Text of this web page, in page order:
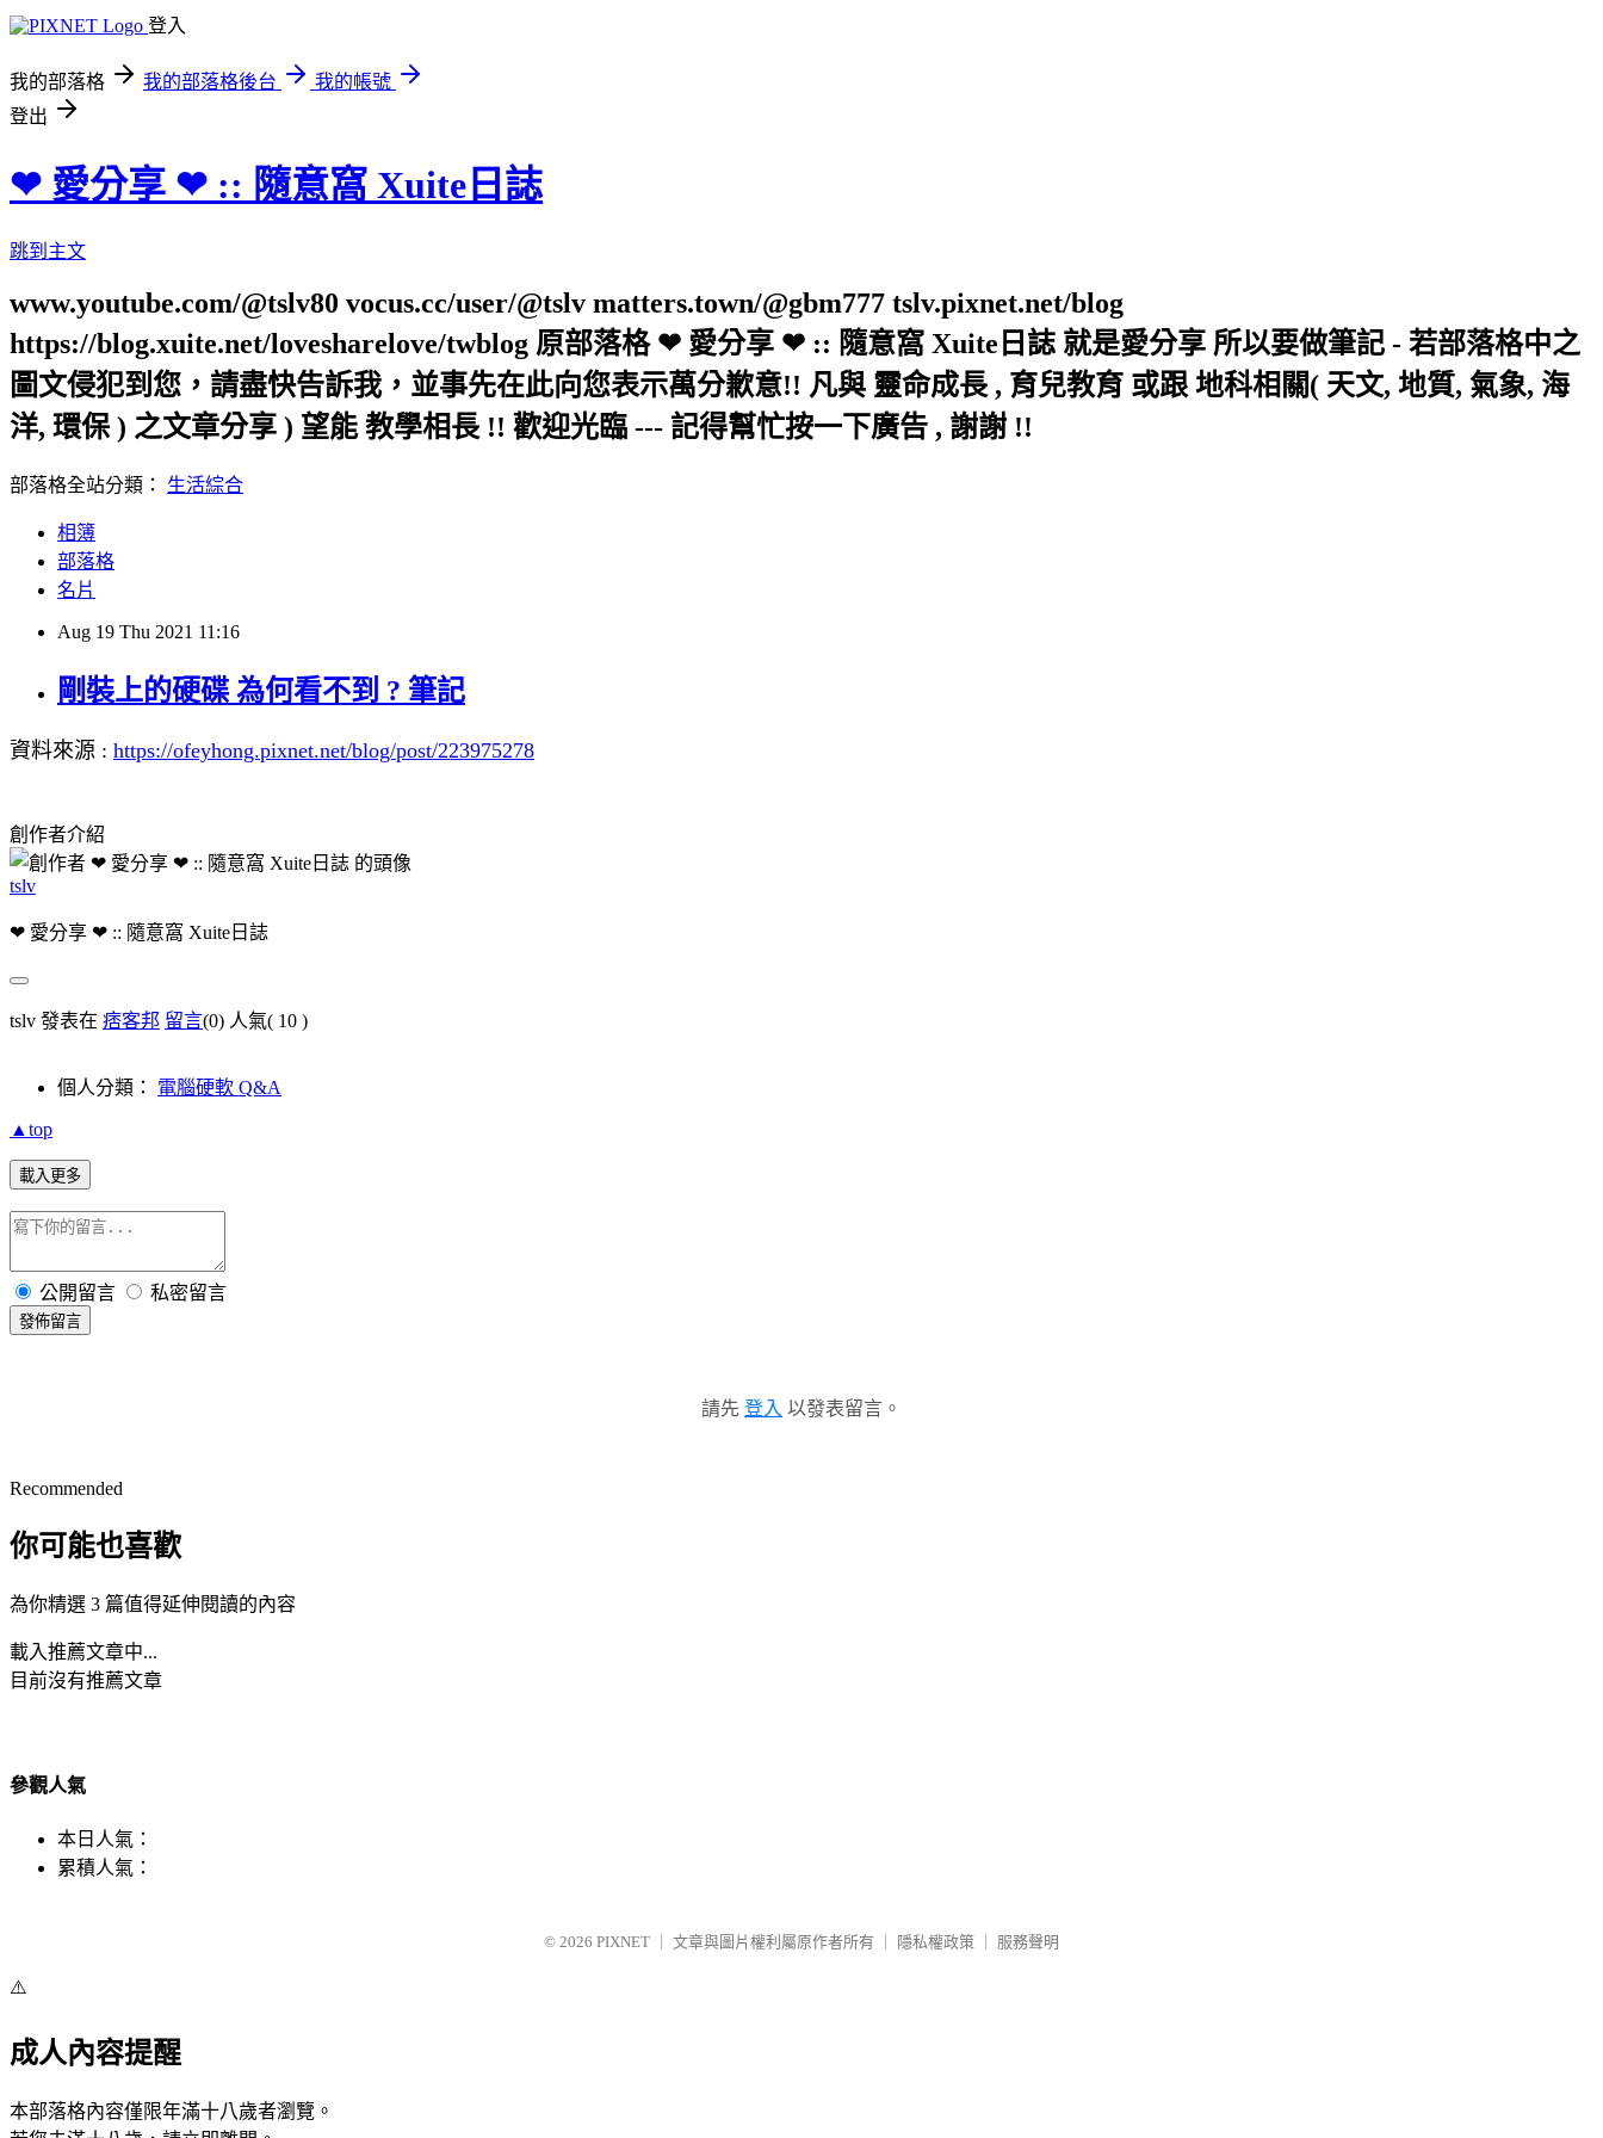
登入
我的部落格 我的部落格後台
我的帳號
登出
❤ 愛分享 ❤ :: 隨意窩 Xuite日誌
跳到主文
www.youtube.com/@tslv80 vocus.cc/user/@tslv matters.town/@gbm777 tslv.pixnet.net/blog
https://blog.xuite.net/lovesharelove/twblog 原部落格 ❤ 愛分享 ❤ :: 隨意窩 Xuite日誌 就是愛分享 所以要做筆記 - 若部落格中之
圖文侵犯到您，請盡快告訴我，並事先在此向您表示萬分歉意!! 凡與 靈命成長 , 育兒教育 或跟 地科相關( 天文, 地質, 氣象, 海
洋, 環保 ) 之文章分享 ) 望能 教學相長 !! 歡迎光臨 --- 記得幫忙按一下廣告 , 謝謝 !!
部落格全站分類： 生活綜合
相簿
部落格
名片
Aug 19 Thu 2021 11:16
剛裝上的硬碟 為何看不到 ? 筆記
資料來源 : https://ofeyhong.pixnet.net/blog/post/223975278
創作者介紹
tslv
❤ 愛分享 ❤ :: 隨意窩 Xuite日誌
tslv 發表在 痞客邦 留言(0) 人氣( 10 )
個人分類： 電腦硬軟 Q&A
▲top
載入更多
公開留言 私密留言
發佈留言
請先 登入 以發表留言。
Recommended
你可能也喜歡
為你精選 3 篇值得延伸閱讀的內容
載入推薦文章中...
目前沒有推薦文章
參觀人氣
本日人氣：
累積人氣：
© 2026 PIXNET 文章與圖片權利屬原作者所有 隱私權政策 服務聲明
⚠️
成人內容提醒
本部落格內容僅限年滿十八歲者瀏覽。